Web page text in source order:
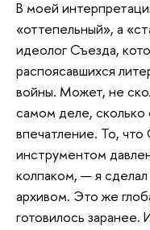
В моей
«оттепельный», а
идеолог Съезда,
распоясавшихся
войны. Может, не
самом деле, сколько
впечатление. То,
инструментом
колпаком, — я
архивом. Это же
готовилось